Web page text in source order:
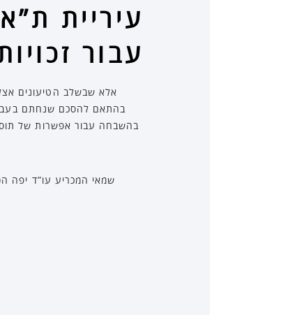
עיריית
עבור
אלא שבשלב הטיעונים
בהתאם להסכם שנחתם בעבר
שמאי המכריע עו”ד יפה